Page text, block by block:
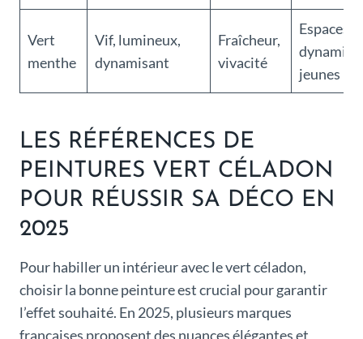
Vert
menthe
Vif, lumineux,
dynamisant
Fraîcheur,
vivacité
Espaces
jeunes
LES RÉFÉRENCES DE
PEINTURES VERT CÉLADON
POUR RÉUSSIR SA DÉCO EN
2025
Pour habiller un intérieur avec le vert céladon,
choisir la bonne peinture est crucial pour garantir
l’effet souhaité. En 2025, plusieurs marques
françaises proposent des nuances élégantes et